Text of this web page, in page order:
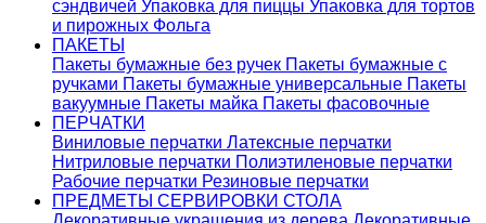
сэндвичей Упаковка для пиццы Упаковка для тортов
и пирожных Фольга
ПАКЕТЫ
Пакеты бумажные без ручек Пакеты бумажные с
ручками Пакеты бумажные универсальные Пакеты
вакуумные Пакеты майка Пакеты фасовочные
ПЕРЧАТКИ
Виниловые перчатки Латексные перчатки
Нитриловые перчатки Полиэтиленовые перчатки
Рабочие перчатки Резиновые перчатки
ПРЕДМЕТЫ СЕРВИРОВКИ СТОЛА